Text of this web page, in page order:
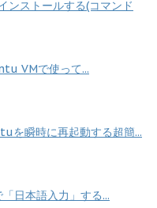
ストールする(コマンド
VMで使って...
を瞬時に再起動する超簡...
日本語入力」する...